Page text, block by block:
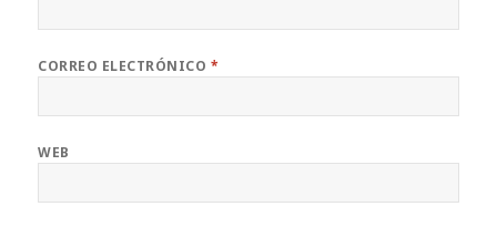
CORREO ELECTRÓNICO *
WEB